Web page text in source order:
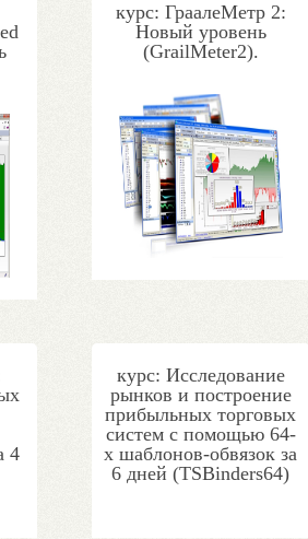
курс: ГраалеМетр 2:
Новый уровень
(GrailMeter2).
4
курс: Исследование
рынков и построение
прибыльных торговых
систем с помощью 64-
х шаблонов-обвязок за
6 дней (TSBinders64)